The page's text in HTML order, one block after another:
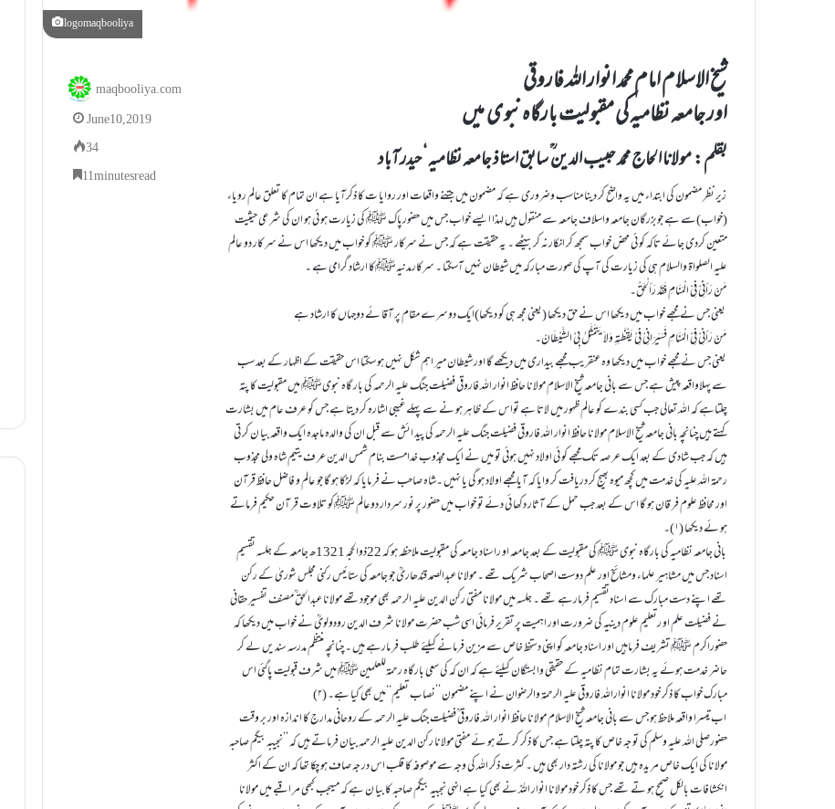
logomaqbooliya
شیخ الاسلام امام محمد انوار اللہ فاروقی
اور جامعہ نظامیہ کی مقبولیت بارگاہ نبو ی میں
بقلم : مولانا الحاج محمد حبیب الدین ؒ سابق استاذ جامعہ نظامیہ ‘ حیدرآباد
زیر نظر مضمون کی ابتداء میں یہ واضح کر دینا مناسب وضروری ہے کہ مضمون میں جتنے واقعات اور روایا ت کا ذکرآیا ہے ان تمام کا تعلق عالم رویاء
(خواب)سے ہے جوبزرگان جامعہ واسلاف جامعہ سے منقول ہیں لہذا ایسے خواب جس میں حضورپاک ﷺ کی زیارت ہو ئی ہو ان کی شرعی حیثیت
متعین کردی جائے تاکہ کو ئی محض خواب سمجھ کر انکارنہ کر بیٹھے ۔ یہ حقیقت ہے کہ جس نے سرکار ﷺ کو خواب میں دیکھا اس نے سر کار دو عالم
علیہ الصلواۃ والسلام ہی کی زیارت کی آپ کی صورت مبارکہ میں شیطان نہیں آسکتا ۔ سرکارمدنیہﷺکا ارشاد گرامی ہے ۔
مَنْ رَأنِیْ فِیْ الْمَنَامِ فَقَدْ رَألْحَقْ۔
یعنی جس نے مجھے خواب میں دیکھا اس نے حق دیکھا (یعنی مجھ ہی کو دیکھا)ایک دوسرے مقام پر آقا ئے دوجہاں کا ارشاد ہے
مَنْ رَأنِیْ فِیْ الْمَنَامِ فَسَیَرَانِیْ فِیْ یَقْظَتِہِ وَلاَیَتَمَثَّلُ بِیْ الشَّیْطَانْ۔
یعنی جس نے مجھے خواب میں دیکھا وہ عنقریب مجھے بیداری میں دیکھے گا اور شیطان میر اہم شکل نہیں ہو سکتا اس حقیقت کے اظہار کے بعد سب
سے پہلاواقعہ پیش ہے جس سے بانی جامعہ شیخ الاسلام مولانا حافظ انوار اللہ فاروقی فضیلت جنگ علیہ الرحمہ کی بار گاہ نبویﷺ میں مقبولیت کا پتہ
چلتاہے کہ اللہ تعالی جب کسی بندے کو عالم ظہور میں لاتا ہے تواس کے ظاہر ہو نے سے پہلے غیبی اشارہ کر دیتا ہے جس کو عرف عام میں بشارت
کہتے ہیں چنانچہ بانی جامعہ شیخ الاسلام مولانا حافظ انوار اللہ فاروقی فضیلت جنگ علیہ الرحمہ کی پید ائش سے قبل ان کی والدہ ماجدہ ایک واقعہ بیا ن کر تی
ہیں کہ جب شادی کے بعد ایک عر صہ تک مجھے کو ئی اولاد نہیں ہوئی تو میں نے ایک مجذوب خدامست بنام شمس الدین عر ف یتیم شاہ ولی مجذوب
رحمۃ اللہ علیہ کی خدمت میں کچھ میوہ بھیج کر دریافت کر وایا کہ آیا مجھے اولاد ہو گی یا نہیں ۔شاہ صاحب نے فر مایا کہ لڑکا ہو گا جو عالم و فاضل حافظ قرآن
اور محافظ علوم فر قان ہو گا اس کے بعد جب حمل کے آثار دکھا ئی دئے تو خواب میں حضور پر نور سردار دوعالم ﷺکو تلاوت قر آن حکیم فرماتے
ہو ئے دیکھا (۱)۔
بانی جامعہ نظامیہ کی بارگاہ نبوی ﷺ کی مقبولیت کے بعد جامعہ او راسناد جامعہ کی مقبولیت ملاحظہ ہو کہ 22ذوالحجہ 1321ھ جامعہ کے جلسہ تقسیم
اسناد جس میں مشاہیر علماء ومشائخ اور علم دوست اصحاب شریک تھے ۔ مولانا عبدالصمد قندھاریؒ جو جامعہ کی ستائیس رکنی مجلس شوریٰ کے رکن
تھے اپنے دست مبارک سے اسنادتقسیم فرمارہے تھے ۔ جلسہ میں مولانا مفتی رکن الدین علیہ الرحمہ بھی موجودتھے مولانا عبدالحق ؒمصنف تفسیر حقانی
نے فضیلت علم او رتعلیم علوم دینیہ کی ضرورت اور اہمیت پر تقریر فرمائی اسی شب حضرت مولانا شر ف الدین رودولویؒ نے خواب میں دیکھا کہ
حضوراکرم ﷺ تشریف فرماہیں اور اسناد جامعہ کو اپنی دستخط خاص سے مزین فرمانے کیلئے طلب فر مارہے ہیں ۔ چنانچہ منتظم مدرسہ سند یں لے کر
حاضر خدمت ہوئے یہ بشارت تمام نظامیہ کے حقیقی وابستگان کیلئے ہے کہ ان کہ کی سعی بارگاہ رحمۃللعلمین ﷺ میں شرف قبولیت پاگئی اس
مبارک خواب کا ذکر خود مولانا انواراللہ فاروقی علیہ الرحمۃ والرضوان نے اپنے مضمون ’’نصاب تعلیم‘‘میں بھی کیا ہے۔ (۲)
اب تیسرا واقعہ ملاحظ ہو جس سے بانی جامعہ شیخ الاسلام مولانا حافظ انوار اللہ فاروقی ؒفضیلت جنگ علیہ الرحمہ کے روحانی مدارج کا اندازہ اور بر وقت
حضورصلی اللہ علیہ وسلم کی تو جہ خاص کا پتہ چلتا ہے جس کا ذکر کر تے ہو ئے مفتی مولانا رکن الدین علیہ الرحمہ بیان فرماتے ہیں کہ ’’نجیبہ بیگم صاحبہ
مولانا کی ایک خاص مر یدہ ہیں جو مولانا کی رشتہ دار بھی ہیں ۔ کثرت ذکر اللہ کی وجہ سے موصوفہ کا قلب اس در جہ صاف ہو چکا تھا کہ ان کے اکثر
انکشافات بالکل صحیح ہو تے تھے جس کا ذکر خود مولانا انوار اللہؒ نے بھی کیا ہے انہی نجبیہ بیگم صاحبہ کا بیا ن ہے کہ میںجب کبھی مر اقبے میں مولانا
maqbooliya.com
June 10, 2019
34
11 minutes read